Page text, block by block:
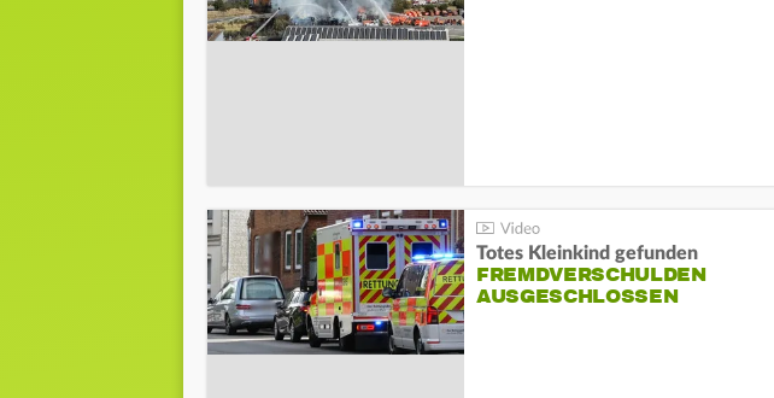
Totes Kleinkind gefunden
FREMDVERSCHULDEN
AUSGESCHLOSSEN